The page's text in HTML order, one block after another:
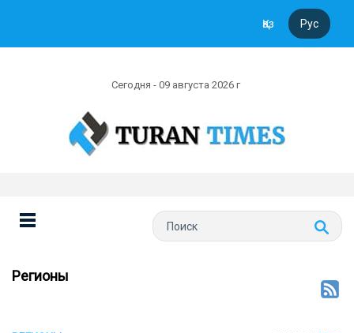
Қаз Рус
Сегодня - 09 августа 2026 г
Регионы